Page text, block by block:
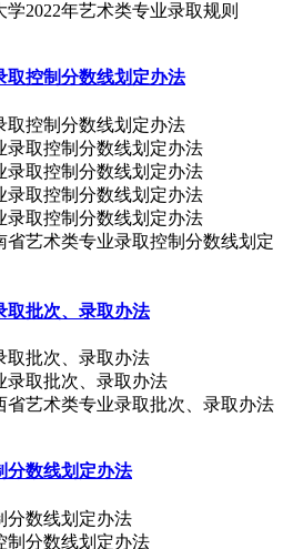
学2022年艺术类专业录取规则
取控制分数线划定办法
取控制分数线划定办法
省艺术类专业录取控制分数线划定
取批次、录取办法
取批次、录取办法
省艺术类专业录取批次、录取办法
分数线划定办法
分数线划定办法